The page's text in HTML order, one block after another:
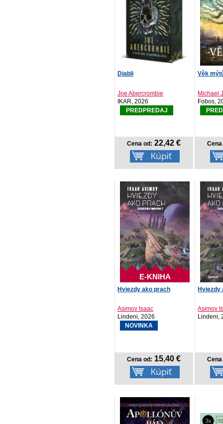
Diabli
Joe Abercrombie
IKAR, 2026
PREDPREDAJ
Cena od: 22,42 €
Věk
Michael
Fobos,
E-KNIHA
Hviezdy ako prach
Asimov Isaac
Lindeni, 2026
NOVINKA
Cena od: 15,40 €
Hviezdy
Asimov
Lindeni,